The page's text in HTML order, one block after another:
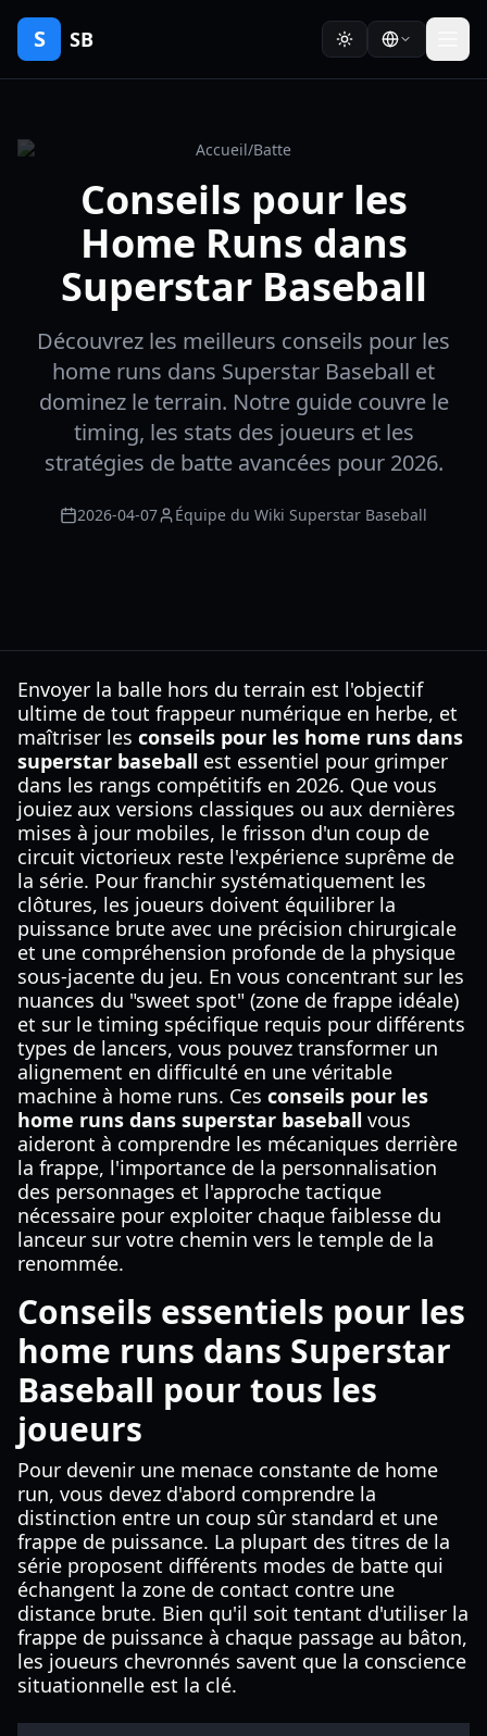
S SB
Accueil/Batte
Conseils pour les
Home Runs dans
Superstar Baseball
Découvrez les meilleurs conseils pour les
home runs dans Superstar Baseball et
dominez le terrain. Notre guide couvre le
timing, les stats des joueurs et les
stratégies de batte avancées pour 2026.
2026-04-07 Équipe du Wiki Superstar Baseball
Envoyer la balle hors du terrain est l'objectif
ultime de tout frappeur numérique en herbe, et
maîtriser les conseils pour les home runs dans
superstar baseball est essentiel pour grimper
dans les rangs compétitifs en 2026. Que vous
jouiez aux versions classiques ou aux dernières
mises à jour mobiles, le frisson d'un coup de
circuit victorieux reste l'expérience suprême de
la série. Pour franchir systématiquement les
clôtures, les joueurs doivent équilibrer la
puissance brute avec une précision chirurgicale
et une compréhension profonde de la physique
sous-jacente du jeu. En vous concentrant sur les
nuances du "sweet spot" (zone de frappe idéale)
et sur le timing spécifique requis pour différents
types de lancers, vous pouvez transformer un
alignement en difficulté en une véritable
machine à home runs. Ces conseils pour les
home runs dans superstar baseball vous
aideront à comprendre les mécaniques derrière
la frappe, l'importance de la personnalisation
des personnages et l'approche tactique
nécessaire pour exploiter chaque faiblesse du
lanceur sur votre chemin vers le temple de la
renommée.
Conseils essentiels pour les
home runs dans Superstar
Baseball pour tous les
joueurs
Pour devenir une menace constante de home
run, vous devez d'abord comprendre la
distinction entre un coup sûr standard et une
frappe de puissance. La plupart des titres de la
série proposent différents modes de batte qui
échangent la zone de contact contre une
distance brute. Bien qu'il soit tentant d'utiliser la
frappe de puissance à chaque passage au bâton,
les joueurs chevronnés savent que la conscience
situationnelle est la clé.